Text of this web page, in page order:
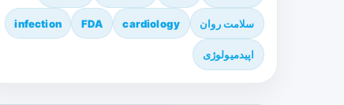
سلامت روان cardiology
FDA
infection
اپیدمیولوژی